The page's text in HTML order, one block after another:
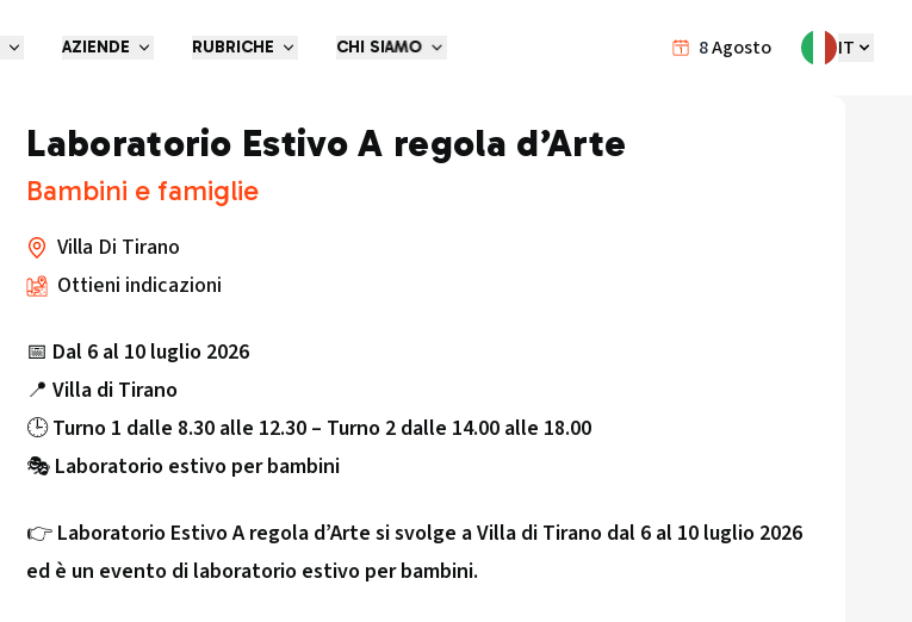
8Agosto IT
AZIENDE RUBRICHE CHI SIAMO
Laboratorio Estivo A regola d’Arte
Bambini e famiglie
Villa Di Tirano
Ottieni indicazioni
📅 Dal 6 al 10 luglio 2026
📍Villa di Tirano
🕒Turno 1 dalle 8.30 alle 12.30 – Turno 2 dalle 14.00 alle 18.00
🎭 Laboratorio estivo per bambini
👉 Laboratorio Estivo A regola d’Arte si svolge a Villa di Tirano dal 6 al 10 luglio 2026
ed è un evento di laboratorio estivo per bambini.